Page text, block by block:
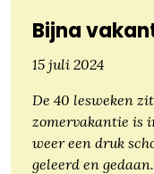
Bijna
15 juli 2024
De 40 lesweken
zomervakantie is
weer een druk
geleerd en